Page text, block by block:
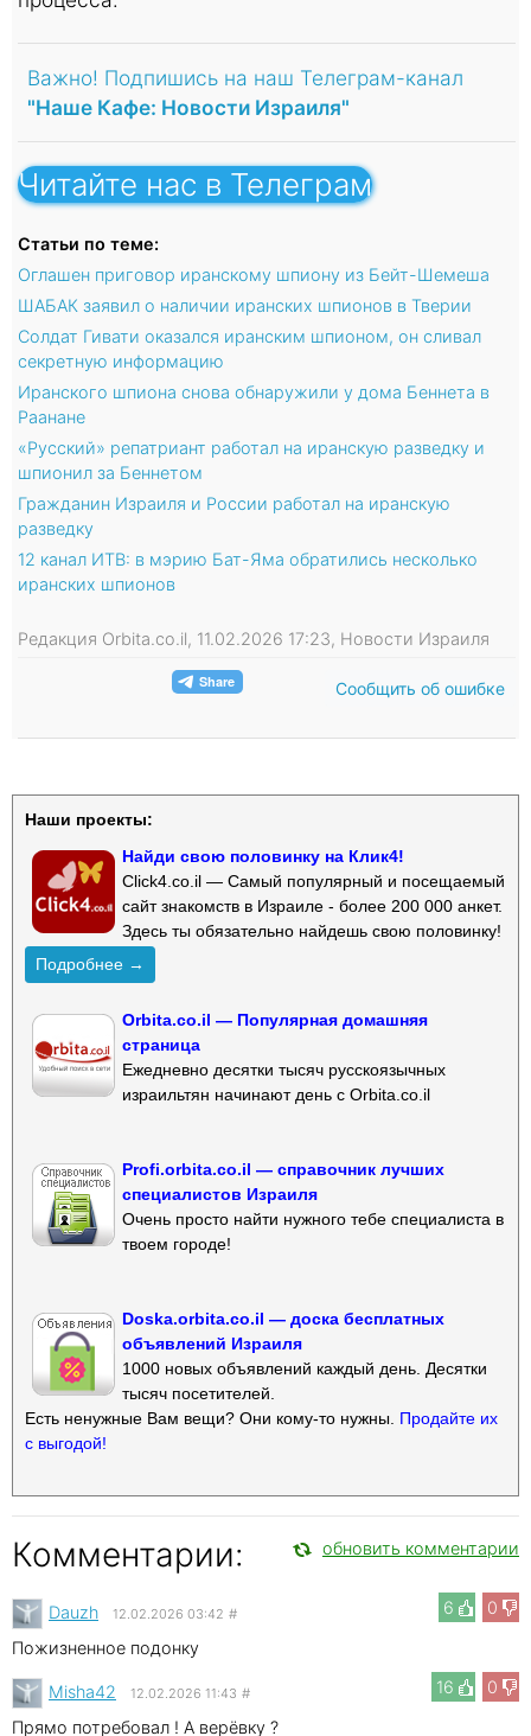
Важно! Подпишись на наш Телеграм-канал
"Наше Кафе: Новости Израиля"
Читайте нас в Телеграм
Статьи по теме:
Оглашен приговор иранскому шпиону из Бейт-Шемеша
ШАБАК заявил о наличии иранских шпионов в Тверии
Солдат Гивати оказался иранским шпионом, он сливал
секретную информацию
Иранского шпиона снова обнаружили у дома Беннета в
Раанане
«Русский» репатриант работал на иранскую разведку и
шпионил за Беннетом
Гражданин Израиля и России работал на иранскую
разведку
12 канал ИТВ: в мэрию Бат-Яма обратились несколько
иранских шпионов
Редакция Orbita.co.il, 11.02.2026 17:23, Новости Израиля
Сообщить об ошибке
Наши проекты:
Найди свою половинку на Клик4!
Click4.co.il — Самый популярный и посещаемый
сайт знакомств в Израиле - более 200 000 анкет.
Здесь ты обязательно найдешь свою половинку!
Подробнее →
Orbita.co.il — Популярная домашняя
страница
Ежедневно десятки тысяч русскоязычных
израильтян начинают день с Orbita.co.il
Profi.orbita.co.il — справочник лучших
специалистов Израиля
Очень просто найти нужного тебе специалиста в
твоем городе!
Doska.orbita.co.il — доска бесплатных
объявлений Израиля
1000 новых объявлений каждый день. Десятки
тысяч посетителей.
Есть ненужные Вам вещи? Они кому-то нужны. Продайте их
с выгодой!
Комментарии: обновить комментарии
6 0
Dauzh 12.02.2026 03:42 #
Пожизненное подонку
16
0
Misha42 12.02.2026 11:43 #
Прямо потребовал ! А верёвку ?